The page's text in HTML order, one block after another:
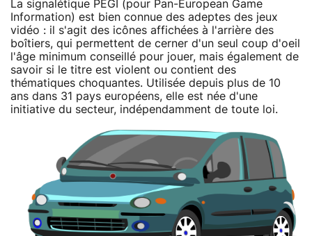
La signalétique PEGI (pour Pan-European Game
Information) est bien connue des adeptes des jeux
vidéo : il s'agit des icônes affichées à l'arrière des
boîtiers, qui permettent de cerner d'un seul coup d'oeil
l'âge minimum conseillé pour jouer, mais également de
savoir si le titre est violent ou contient des
thématiques choquantes. Utilisée depuis plus de 10
ans dans 31 pays européens, elle est née d'une
initiative du secteur, indépendamment de toute loi.